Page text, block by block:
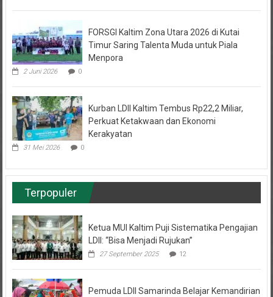
Timur Saring Talenta Muda untuk Piala
Menpora
2 Juni 2026 0
Perkuat Ketakwaan dan Ekonomi
Kerakyatan
31 Mei 2026 0
Terpopuler
LDII: “Bisa Menjadi Rujukan”
27 September 2025 12
Bisnis Cuan